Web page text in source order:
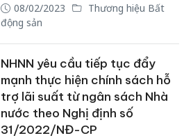
08/02/2023
Thương hiệu Bất
động sản
NHNN yêu cầu tiếp tục đẩy
mạnh thực hiện chính sách hỗ
trợ lãi suất từ ngân sách Nhà
nước theo Nghị định số
31/2022/NĐ-CP